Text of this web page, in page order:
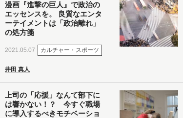
漫画『進撃の巨人』で政治の
エッセンスを。 良質なエンタ
ーテイメントは「政治離れ」
の処方箋
2021.05.07 カルチャー・スポーツ
井田 真人
上司の「応援」なんて部下に
は響かない！？ 今すぐ職場
に導入するべきモチベーショ